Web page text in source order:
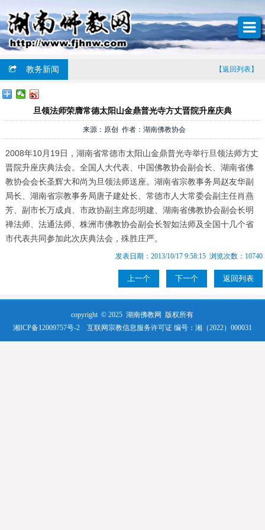
教务新闻 【返回列表】
旦领法师荣膺常德太阳山金鼎普光寺方丈晋院升座庆典
来源：原创 作者：湖南佛教协会
2008年10月19日，湖南省常德市太阳山金鼎普光寺举行旦领法师方丈
晋院升座庆典法会。全国人大代表、中国佛教协会副会长、湖南省佛
教协会会长圣辉大和尚为旦领法师送座。湖南省宗教事务局赵友华副
局长、湖南省宗教事务局唐子建处长、常德市人大常委会副主任肖燕
芳、副市长万成貞、市政协副主席彭明建、湖南省佛教协会副会长明
禅法师、法通法师、株洲市佛教协会副会长智如法师及全国十几个省
市代表共同参加此次庆典法会，殊胜庄严。
发表日期：2013/10/17 9:58:15 浏览次数：10740
上一个 下一个 返回列表
copyright © 2025 湖南佛教网 版权所有
湘ICP备12009757号-2
互联网宗教信息服务许可证 编号：湘（2022）000031